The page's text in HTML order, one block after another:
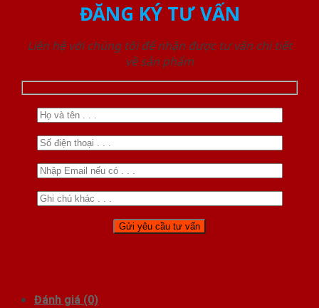
ĐĂNG KÝ TƯ VẤN
Liên hệ với chúng tôi để nhận được tư vấn chi tiết
về sản phẩm
Đánh giá (0)